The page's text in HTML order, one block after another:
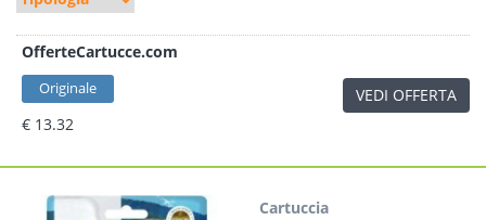
OfferteCartucce.com
Originale
€ 13.32
VEDI OFFERTA
Cartuccia